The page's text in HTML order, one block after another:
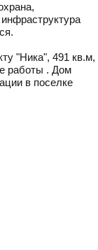
"Ника", 491 кв.м,
работы . Дом
в поселке